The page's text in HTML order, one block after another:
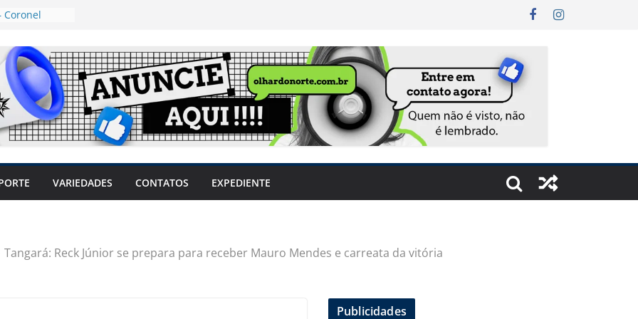
Coronel
mulheres
travar o
produtores
sem
sintomas,
VARIEDADES CONTATOS EXPEDIENTE
Tangará: Reck Júnior se prepara para receber Mauro Mendes e carreata da vitória
Publicidades